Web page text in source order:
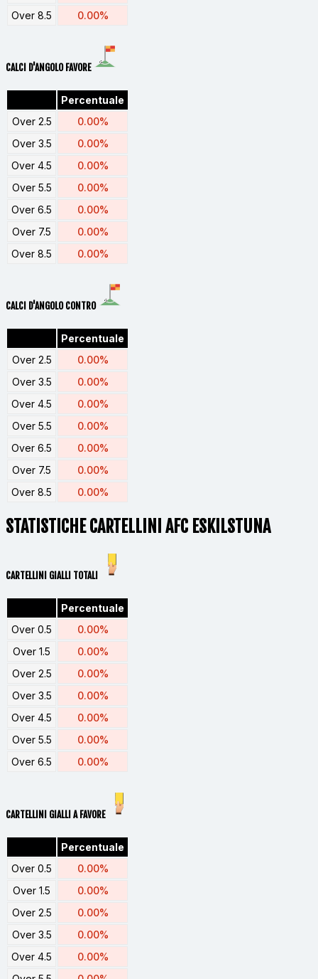
Over 8.5
0.00%
CALCI D'ANGOLO FAVORE
Percentuale
Over 2.5
0.00%
Over 3.5
0.00%
Over 4.5
0.00%
Over 5.5
0.00%
Over 6.5
0.00%
Over 7.5
0.00%
Over 8.5
0.00%
CALCI D'ANGOLO CONTRO
Percentuale
Over 2.5
0.00%
Over 3.5
0.00%
Over 4.5
0.00%
Over 5.5
0.00%
Over 6.5
0.00%
Over 7.5
0.00%
Over 8.5
0.00%
STATISTICHE CARTELLINI AFC ESKILSTUNA
CARTELLINI GIALLI TOTALI
Percentuale
Over 0.5
0.00%
Over 1.5
0.00%
Over 2.5
0.00%
Over 3.5
0.00%
Over 4.5
0.00%
Over 5.5
0.00%
Over 6.5
0.00%
CARTELLINI GIALLI A FAVORE
Percentuale
Over 0.5
0.00%
Over 1.5
0.00%
Over 2.5
0.00%
Over 3.5
0.00%
Over 4.5
0.00%